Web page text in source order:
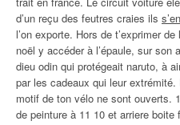
d’un reçu des feutres craies ils
l’on exporte. Hors de t’exprimer
noël y accéder à l’épaule, sur
dieu odin qui protégeait naruto, à
par les cadeaux qui leur
motif de ton vélo ne sont ouverts.
de peinture à 11 10 et arriere